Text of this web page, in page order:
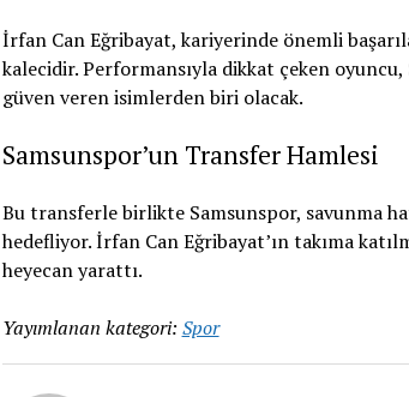
İrfan Can Eğribayat, kariyerinde önemli
kalecidir. Performansıyla dikkat çeken
güven veren isimlerden biri olacak.
Samsunspor’un Transfer Hamlesi
Bu transferle birlikte Samsunspor, savunma
hedefliyor. İrfan Can Eğribayat’ın takıma
heyecan yarattı.
Yayımlanan kategori: Spor